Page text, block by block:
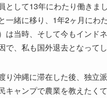
として13年にわたり働きま
一緒に移り、1年2ヶ月にわ
は当時、そして今もインド
で、私も国外退去となってし
り沖縄に滞在した後、独立
キャンプで農業を教えたく